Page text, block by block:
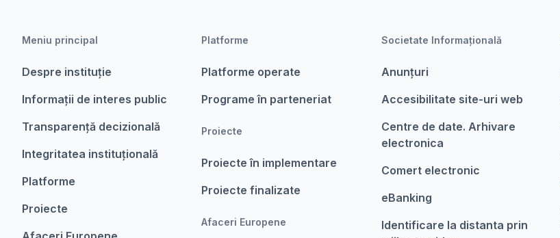
Meniu principal
Despre instituție
Informații de interes public
Transparență decizională
Integritatea instituțională
Platforme
Proiecte
Platforme
Platforme operate
Programe în parteneriat
Proiecte
Proiecte în implementare
Proiecte finalizate
Afaceri Europene
Societate Informațională
Anunțuri
Accesibilitate site-uri web
Centre de date. Arhivare
electronica
Comert electronic
eBanking
Identificare la distanta prin